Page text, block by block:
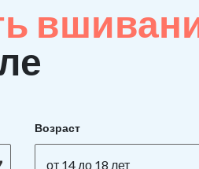
Возраст
от 14 до 18 лет